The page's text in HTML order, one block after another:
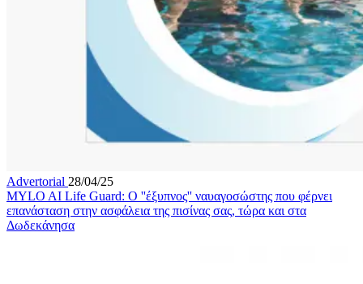
Advertorial 28/04/25
MYLO AI Life Guard: Ο ''έξυπνος'' ναυαγοσώστης που φέρνει
επανάσταση στην ασφάλεια της πισίνας σας, τώρα και στα
Δωδεκάνησα